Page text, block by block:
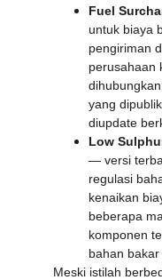
Fuel
untuk biaya
pengiriman
perusahaan
yang
diupdate
Low
— versi
regulasi
kenaikan
beberapa
komponen
bahan bakar
Meski istilah